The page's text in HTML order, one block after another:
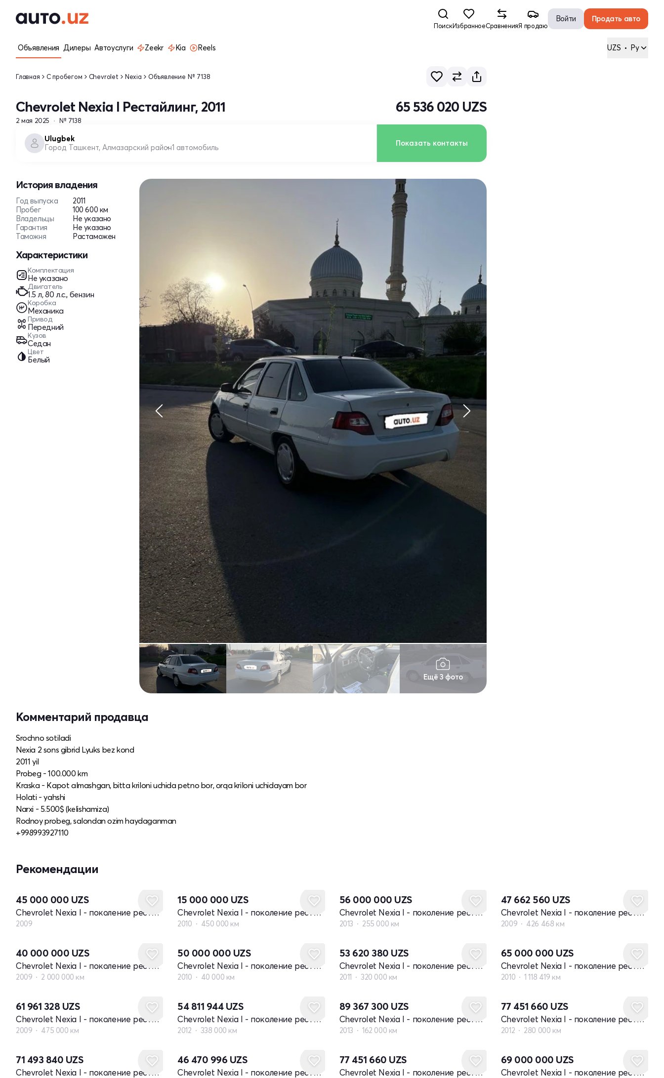
ПоискИзбранноеСравненияЯ продаю
Войти Продать авто
Объявления Дилеры Автоуслуги Zeekr Kia Reels UZS • Ру
Главная С пробегом Chevrolet Nexia Объявление № 7138
Chevrolet Nexia I Рестайлинг, 2011
2 мая 2025 № 7138
65 536 020 UZS
Ulugbek
Город Ташкент, Алмазарский район1 автомобиль Показать контакты
История владения
Год выпуска
2011
Пробег
100 600 км
Владельцы
Не указано
Гарантия
Не указано
Таможня
Растаможен
Характеристики
Комплектация
Не указано
Двигатель
1.5 л, 80 л.с., бензин
Коробка
Механика
Привод
Передний
Кузов
Седан
Цвет
Белый
Ещё 3 фото
Комментарий продавца
Srochno sotiladi
Nexia 2 sons gibrid Lyuks bez kond
2011 yil
Probeg - 100.000 km
Kraska - Kapot almashgan, bitta kriloni uchida petno bor, orqa kriloni uchidayam bor
Holati - yahshi
Narxi - 5.500$ (kelishamiza)
Rodnoy probeg, salondan ozim haydaganman
+998993927110
Рекомендации
45 000 000 UZS
Chevrolet Nexia I - поколение рестайлинг
2009
15 000 000 UZS
Chevrolet Nexia I - поколение рестайлинг
2010 450 000 км
56 000 000 UZS
Chevrolet Nexia I - поколение рестайлинг
2013 255 000 км
47 662 560 UZS
Chevrolet Nexia I - поколение рестайлинг
2009 426 468 км
40 000 000 UZS
Chevrolet Nexia I - поколение рестайлинг
2009 2 000 000 км
50 000 000 UZS
Chevrolet Nexia I - поколение рестайлинг
2010 40 000 км
53 620 380 UZS
Chevrolet Nexia I - поколение рестайлинг
2011 320 000 км
65 000 000 UZS
Chevrolet Nexia I - поколение рестайлинг
2010 1 118 419 км
61 961 328 UZS
Chevrolet Nexia I - поколение рестайлинг
2009 475 000 км
54 811 944 UZS
Chevrolet Nexia I - поколение рестайлинг
2012 338 000 км
89 367 300 UZS
Chevrolet Nexia I - поколение рестайлинг
2013 162 000 км
77 451 660 UZS
Chevrolet Nexia I - поколение рестайлинг
2012 280 000 км
71 493 840 UZS
Chevrolet Nexia I - поколение рестайлинг
46 470 996 UZS
Chevrolet Nexia I - поколение рестайлинг
77 451 660 UZS
Chevrolet Nexia I - поколение рестайлинг
69 000 000 UZS
Chevrolet Nexia I - поколение рестайлинг